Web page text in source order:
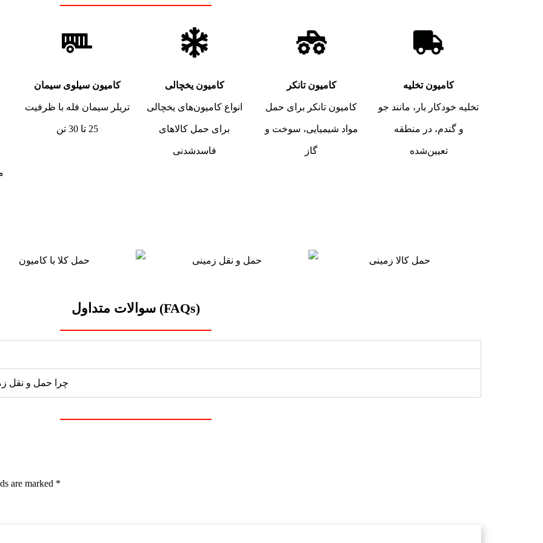
کامیون سیلوی سیمان
تریلر سیمان فله با ظرفیت
25 تا 30 تن
کامیون یخچالی
انواع کامیون‌های یخچالی
برای حمل کالاهای
فاسدشدنی
کامیون تانکر
کامیون تانکر برای حمل
مواد شیمیایی، سوخت و
گاز
کامیون تخلیه
تخلیه خودکار بار، مانند جو
و گندم، در منطقه
تعیین‌شده
سوالات متداول (FAQs)
چرا حمل و نقل
are marked *